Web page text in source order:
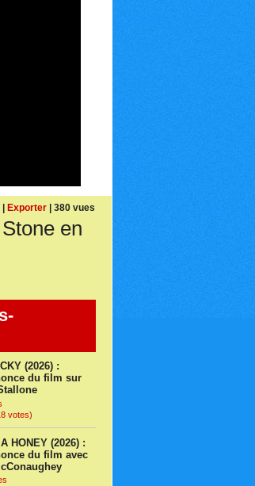
| Exporter | 380 vues
en
(2026) :
du film sur
votes)
HONEY (2026) :
du film avec